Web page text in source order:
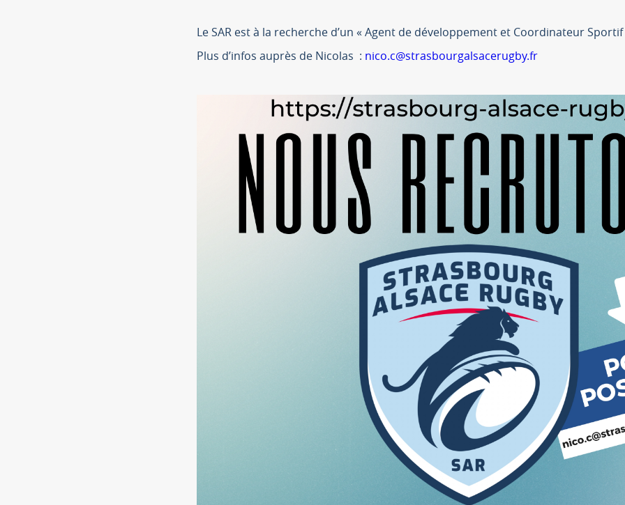
Le SAR est à la recherche d’un « Agent de développement et Coordinateur Sportif
Plus d’infos auprès de Nicolas : nico.c@strasbourgalsacerugby.fr